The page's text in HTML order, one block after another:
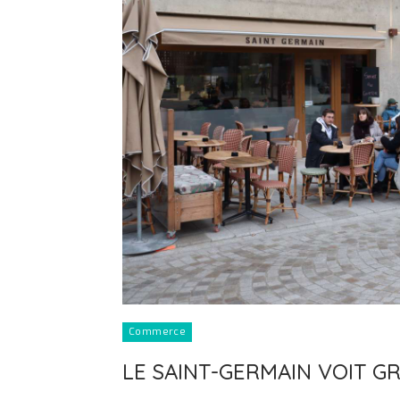
Commerce
LE SAINT-GERMAIN VOIT